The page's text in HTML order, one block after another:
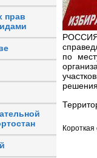
прав
по
Короткая